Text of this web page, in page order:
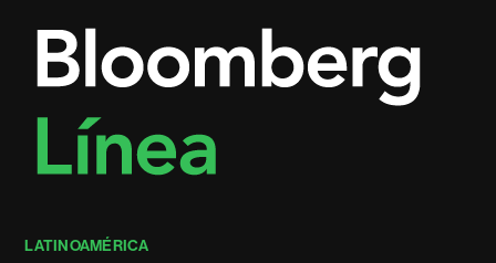
LATINOAMÉRICA